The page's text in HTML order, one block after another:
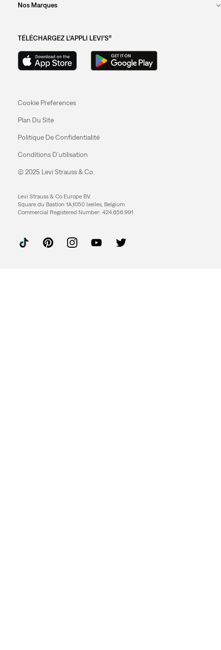
Nos Marques
TÉLÉCHARGEZ L’APPLI LEVI’S®
Cookie Preferences
Plan Du Site
Politique De Confidentialité
Conditions D’utilisation
© 2025 Levi Strauss & Co.
Levi Strauss & Co Europe BV.
Square du Bastion 1A,1050 Ixelles, Belgium
Commercial Registered Number: 424.656.991